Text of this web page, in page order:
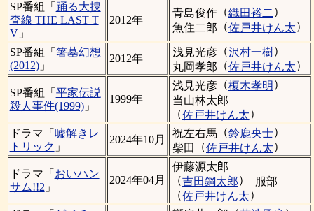
SP番組「 踊る大捜
査線 THE LAST T
V」
2012年
青島俊作（織田裕二 ）
魚住二郎 （佐戸井けん太）
SP番組「 箸墓幻想
(2012)」
2012年
浅見光彦（沢村一樹）
丸岡孝郎 （佐戸井けん太）
SP番組「 平家伝説
殺人事件(1999)」
1999年
浅見光彦（榎木孝明 ）
当山林太郎
（佐戸井けん太）
ドラマ「 嘘解きレ
トリック 」
2024年10月
祝左右馬（鈴鹿央士）
柴田
（佐戸井けん太）
ドラマ「 おいハン
サム!!2 」
2024年04月
伊藤源太郎
（吉田鋼太郎）
服部
（佐戸井けん太）